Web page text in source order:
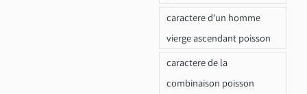
caractere d'un homme
vierge ascendant poisson
caractere de la
combinaison poisson